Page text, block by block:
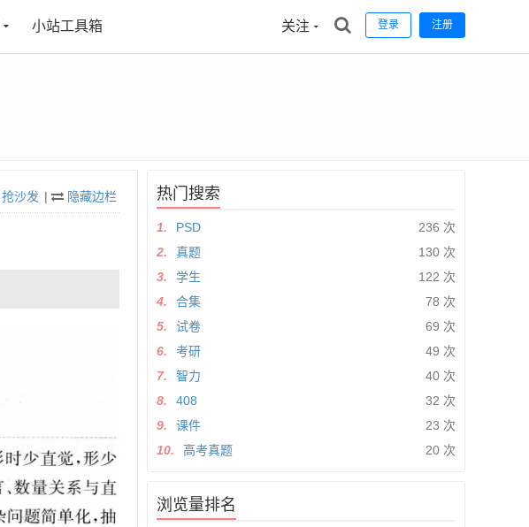
登录 注册
关注
小站工具箱
| 隐藏边栏
抢沙发 热门搜索
1. PSD
236 次
2.
真题
130 次
3.
学生
122 次
4.
合集
78 次
5.
试卷
69 次
6.
考研
49 次
7.
智力
40 次
8.
408
32 次
9.
课件
23 次
10.
高考真题 20 次
浏览量排名